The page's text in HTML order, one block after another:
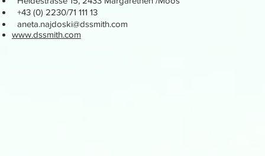
+43 (0) 2230/71 111 13
aneta.najdoski@dssmith.com
www.dssmith.com